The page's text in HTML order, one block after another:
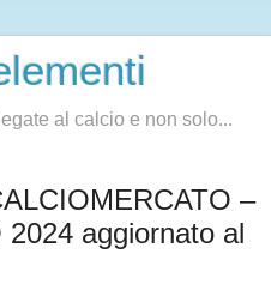
al calcio e non solo...
–
aggiornato al